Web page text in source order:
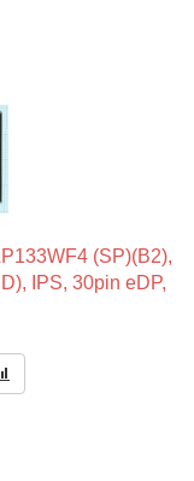
(SP)(B2),
IPS, 30pin eDP,